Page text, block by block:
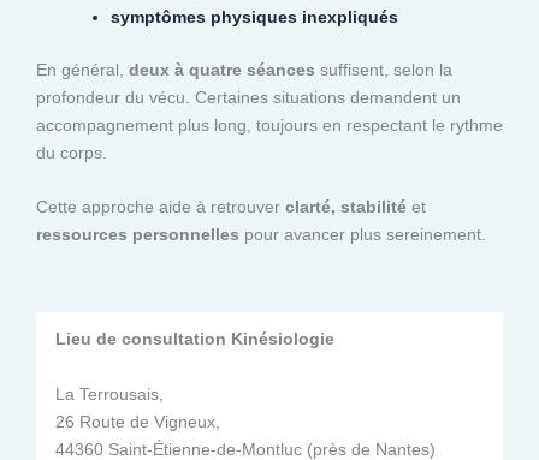
symptômes physiques inexpliqués
En général, deux à quatre séances suffisent, selon la
profondeur du vécu. Certaines situations demandent un
accompagnement plus long, toujours en respectant le rythme
du corps.
Cette approche aide à retrouver clarté, stabilité et
ressources personnelles pour avancer plus sereinement.
Lieu de consultation Kinésiologie
La Terrousais,
26 Route de Vigneux,
44360 Saint-Étienne-de-Montluc (près de Nantes)